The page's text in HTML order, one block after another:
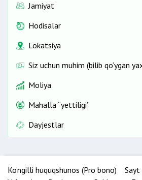
Jamiyat
Hodisalar
Lokatsiya
Siz uchun muhim (bilib qo‘ygan
Moliya
Mahalla “yettiligi”
Dayjestlar
Ko‘ngilli huquqshunos (Pro bono) Sayt